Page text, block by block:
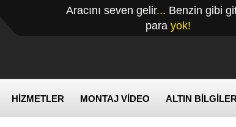
Aracını seven gelir... Benzin gibi
para yok!
HİZMETLER MONTAJ VİDEO ALTIN BİLGİLER